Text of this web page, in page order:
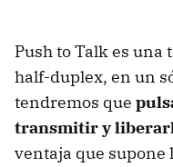
Push to Talk es
half-duplex, en un
tendremos que
transmitir y
ventaja que supone